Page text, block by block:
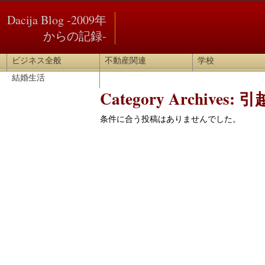
Dacija Blog -2009年
からの記録-
ビジネス全般 不動産関連
学校
結婚生活
Category Archives: 引
条件に合う投稿はありませんでした。